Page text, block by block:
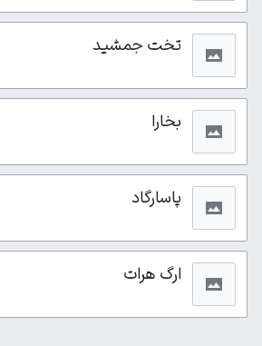
تخت جمشید
بخارا
پاسارگاد
ارگ هرات